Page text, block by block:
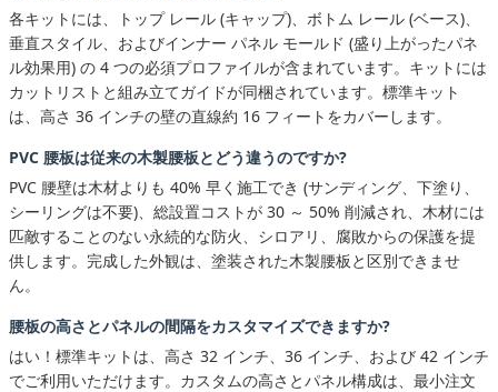
各キットには、トップ レール (キャップ)、ボトム レール (ベース)、
垂直スタイル、およびインナー パネル モールド (盛り上がったパネ
ル効果用) の 4 つの必須プロファイルが含まれています。キットには
カットリストと組み立てガイドが同梱されています。標準キット
は、高さ 36 インチの壁の直線約 16 フィートをカバーします。
PVC 腰板は従来の木製腰板とどう違うのですか?
PVC 腰壁は木材よりも 40% 早く施工でき (サンディング、下塗り、
シーリングは不要)、総設置コストが 30 ～ 50% 削減され、木材には
匹敵することのない永続的な防火、シロアリ、腐敗からの保護を提
供します。完成した外観は、塗装された木製腰板と区別できませ
ん。
腰板の高さとパネルの間隔をカスタマイズできますか?
はい！標準キットは、高さ 32 インチ、36 インチ、および 42 インチ
でご利用いただけます。カスタムの高さとパネル構成は、最小注文